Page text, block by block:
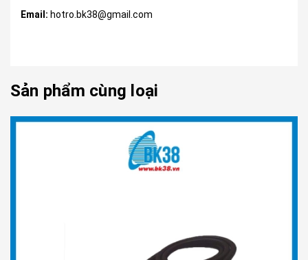
Email: hotro.bk38@gmail.com
Sản phẩm cùng loại